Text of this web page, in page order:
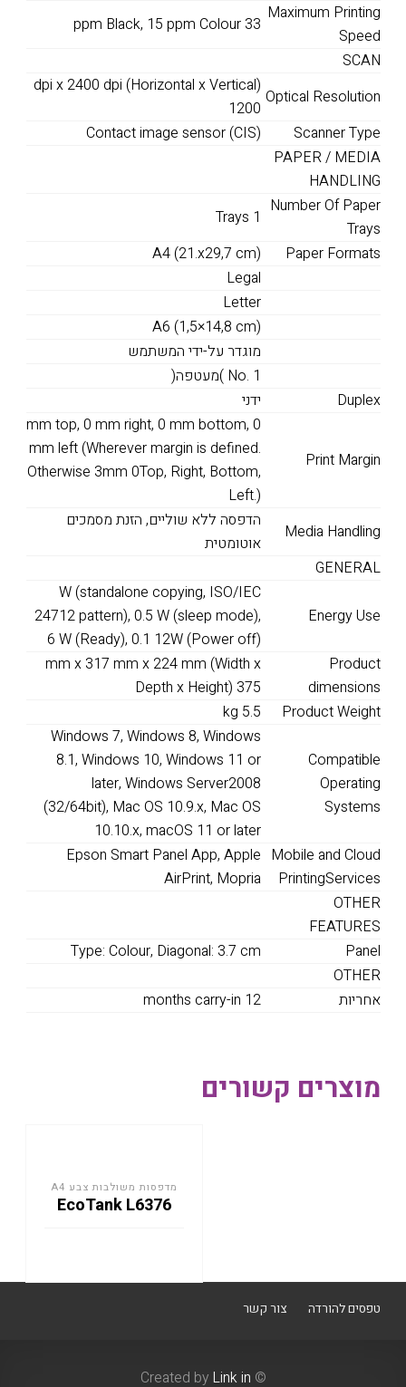
Maximum Printing
Speed
ppm Black, 15 ppm Colour 33
SCAN
Optical Resolution
dpi x 2400 dpi (Horizontal x Vertical)
1200
Scanner Type
Contact image sensor (CIS)
PAPER / MEDIA
HANDLING
Number Of Paper
Trays
Trays 1
Paper Formats
A4 (21.x29,7 cm)
Legal
Letter
A6 (1,5×14,8 cm)
מוגדר על-ידי המשתמש
No. 1 )מעטפה(
Duplex
ידני
Print Margin
mm top, 0 mm right, 0 mm bottom, 0
mm left (Wherever margin is defined.
Otherwise 3mm 0Top, Right, Bottom,
Left.)
Media Handling
הדפסה ללא שוליים, הזנת מסמכים
אוטומטית
GENERAL
Energy Use
W (standalone copying, ISO/IEC
24712 pattern), 0.5 W (sleep mode),
6 W (Ready), 0.1 12W (Power off)
Product
dimensions
mm x 317 mm x 224 mm (Width x
Depth x Height) 375
Product Weight
kg 5.5
Compatible
Operating
Systems
Windows 7, Windows 8, Windows
8.1, Windows 10, Windows 11 or
later, Windows Server2008
(32/64bit), Mac OS 10.9.x, Mac OS
10.10.x, macOS 11 or later
Mobile and Cloud
PrintingServices
Epson Smart Panel App, Apple
AirPrint, Mopria
OTHER
FEATURES
Panel
Type: Colour, Diagonal: 3.7 cm
OTHER
אחריות
months carry-in 12
מוצרים קשורים
מדפסות משולבות צבע A4
EcoTank L6376
טפסים להורדה צור קשר
© Created by
Link in